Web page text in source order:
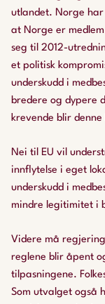
utlandet. Norge har
at Norge er
seg til 2012-
et politisk
underskudd i
bredere og dypere
krevende blir
Nei til EU vil
innflytelse i eget
underskudd i
mindre legitimitet i
Videre må
reglene blir åpent
tilpasningene.
Som utvalget også